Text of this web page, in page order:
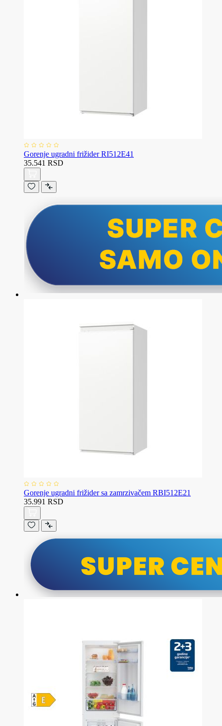
Gorenje ugradni frižider RI512E41
35.541 RSD
Gorenje ugradni frižider sa zamrzivačem RBI512E21
35.991 RSD